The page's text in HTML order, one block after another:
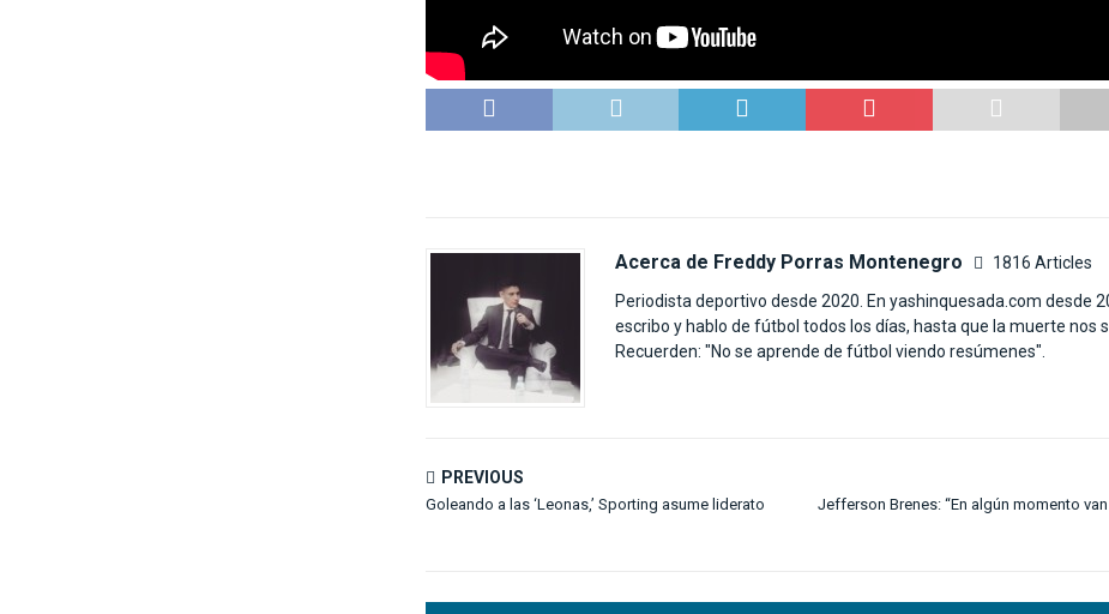
Acerca de Freddy Porras Montenegro
1816 Articles
Periodista deportivo desde 2020. En yashinquesada.com desde
escribo y hablo de fútbol todos los días, hasta que la muerte nos
Recuerden: "No se aprende de fútbol viendo resúmenes".
PREVIOUS
Goleando a las ‘Leonas,’ Sporting asume liderato
Jefferson Brenes: “En algún momento